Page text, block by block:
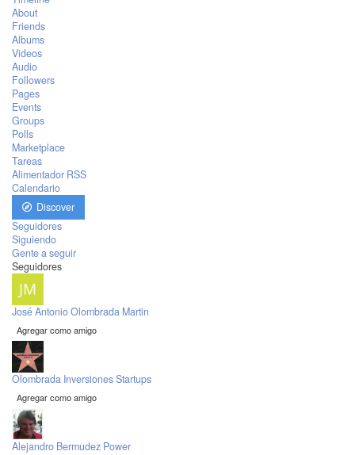
About
Friends
Albums
Videos
Audio
Followers
Pages
Events
Groups
Polls
Marketplace
Tareas
Alimentador RSS
Calendario
Discover
Seguidores
Siguiendo
Gente a seguir
Seguidores
José Antonio Olombrada Martin
Agregar como amigo
Olombrada Inversiones Startups
Agregar como amigo
Alejandro Bermudez Power